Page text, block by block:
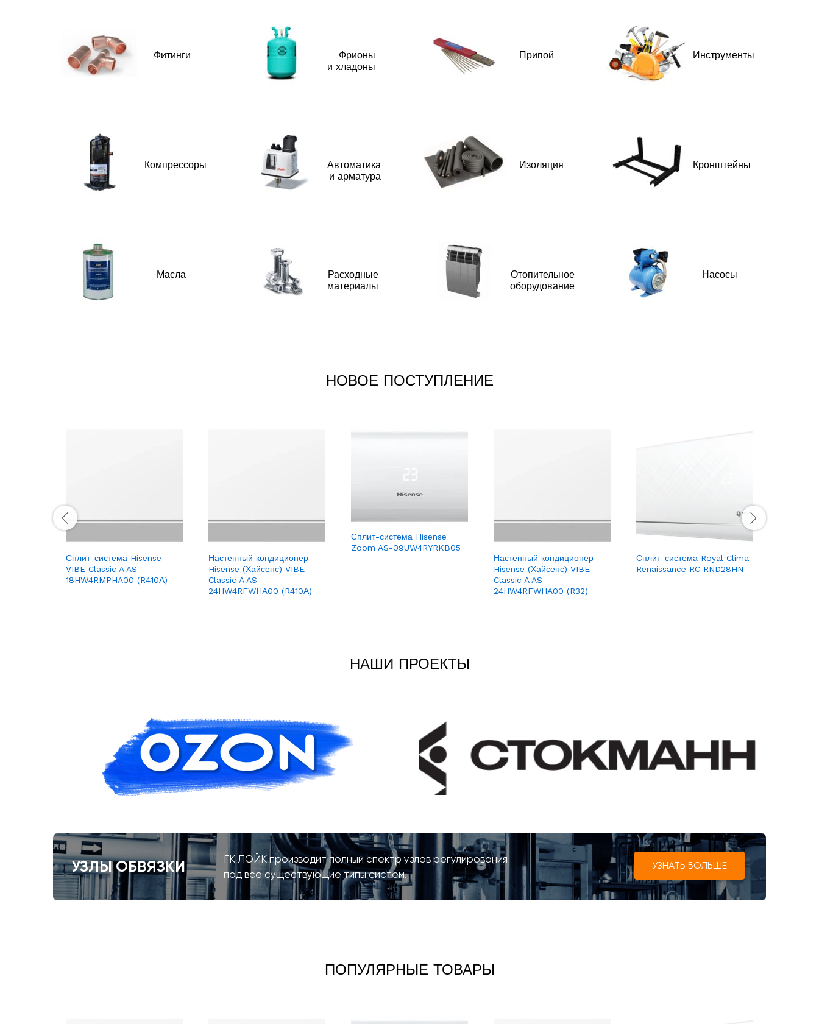
Фитинги
Компрессоры
Масла
Фрионы
и хладоны
Автоматика
и арматура
Расходные
материалы
Припой
Изоляция
Отопительное
оборудование
Инструменты
Кронштейны
Насосы
НОВОЕ ПОСТУПЛЕНИЕ
Сплит-система Hisense
VIBE Classic A AS-
18HW4RMPHA00 (R410А)
Настенный кондиционер
Hisense (Хайсенс) VIBE
Classic A AS-
24HW4RFWHA00 (R410А)
Сплит-система Hisense
Zoom AS-09UW4RYRKB05
Настенный кондиционер
Hisense (Хайсенс) VIBE
Classic A AS-
24HW4RFWHA00 (R32)
Сплит-система Royal Clima
Renaissance RC RND28HN
НАШИ ПРОЕКТЫ
УЗЛЫ ОБВЯЗКИ
ГК ЛОЙК производит полный спектр узлов регулирования
под все существующие типы систем.
УЗНАТЬ БОЛЬШЕ
ПОПУЛЯРНЫЕ ТОВАРЫ